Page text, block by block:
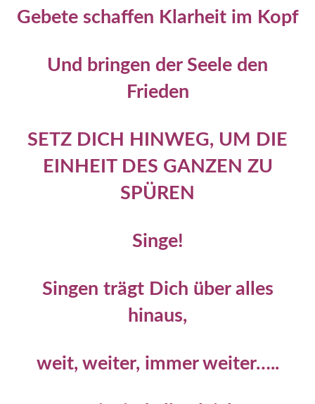
Gebete schaffen Klarheit im Kopf
Und bringen der Seele den
Frieden
SETZ DICH HINWEG, UM DIE
EINHEIT DES GANZEN ZU
SPÜREN
Singe!
Singen trägt Dich über alles
hinaus,
weit, weiter, immer weiter…..